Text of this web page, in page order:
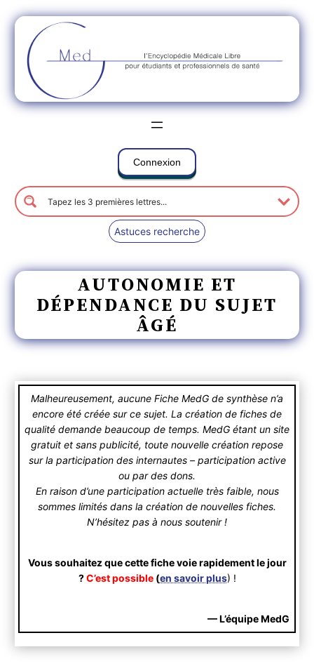
Connexion
Astuces recherche
AUTONOMIE ET
DÉPENDANCE DU SUJET
ÂGÉ
Malheureusement, aucune Fiche MedG de synthèse n’a
encore été créée sur ce sujet. La création de fiches de
qualité demande beaucoup de temps. MedG étant un site
gratuit et sans publicité, toute nouvelle création repose
sur la participation des internautes – participation active
ou par des dons.
En raison d’une participation actuelle très faible, nous
sommes limités dans la création de nouvelles fiches.
N’hésitez pas à nous soutenir !
Vous souhaitez que cette fiche voie rapidement le jour
?C’est possible(en savoir plus) !
— L’équipe MedG